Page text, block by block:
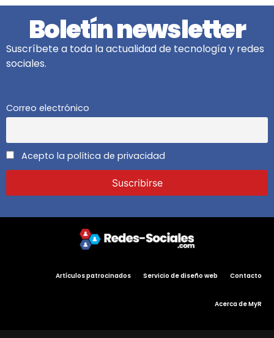
Boletín newsletter
Suscríbete a toda la actualidad de tecnología y redes
sociales.
Correo electrónico
Acepto la política de privacidad
Artículos patrocinados Servicio de diseño web Contacto
Acerca de MyR